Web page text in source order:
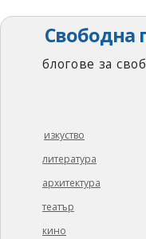
Свободна
блогове за
изкуство
литература
архитектура
театър
кино